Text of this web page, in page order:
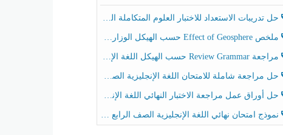
حل تدريبات الاستعداد للاختبار العلوم المتكاملة الصف الخامس عام الفصل الثالث
ملخص Effect of Geosphere حسب الهيكل الوزاري العلوم المتكاملة الصف الخامس انسبير الفصل الثالث
مراجعة Review Grammar حسب الهيكل اللغة الإنجليزية الصف الخامس الفصل الثالث
حل مراجعة شاملة للامتحان اللغة الإنجليزية الصف الخامس الفصل الثالث
حل أوراق عمل مراجعة الاختبار النهائي اللغة الإنجليزية الصف الرابع الفصل الثالث
نموذج امتحان نهائي اللغة الإنجليزية الصف الرابع الفصل الثالث